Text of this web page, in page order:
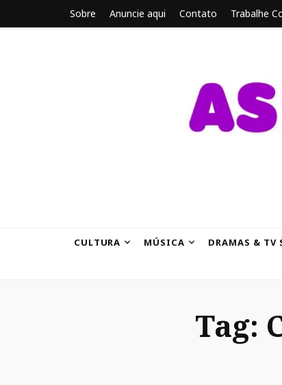
Sobre Anuncie aqui Contato Trabalhe
CULTURA MÚSICA DRAMAS & TV
Tag: